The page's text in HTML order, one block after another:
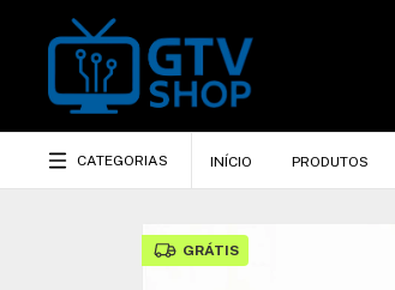
CATEGORIAS INÍCIO PRODUTOS
GRÁTIS